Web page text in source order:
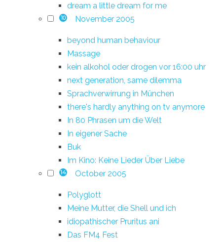
dream a little dream for me
10 November 2005
beyond human behaviour
Massage
kein alkohol oder drogen vor 16:00 uhr
next generation, same dilemma
Sprachverwirrung in München
there's hardly anything on tv anymore
In 80 Phrasen um die Welt
In eigener Sache
Buk
Im Kino: Keine Lieder Über Liebe
14 October 2005
Polyglott
Meine Mutter, die Shell und ich
idiopathischer Pruritus ani
Das FM4 Fest